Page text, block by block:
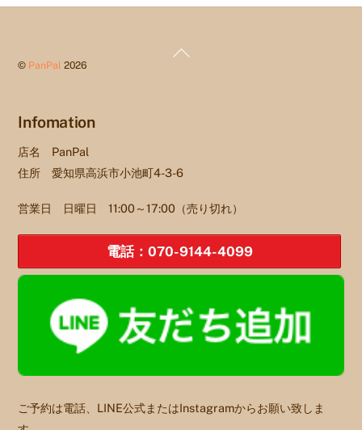
Back
© PanPal 2026
Infomation
店名 PanPal
住所 愛知県高浜市小池町4-3-6
営業日 日曜日 11:00～17:00（売り切れ）
電話：070-9144-4099
ご予約は電話、LINE公式またはInstagramからお願い致しま